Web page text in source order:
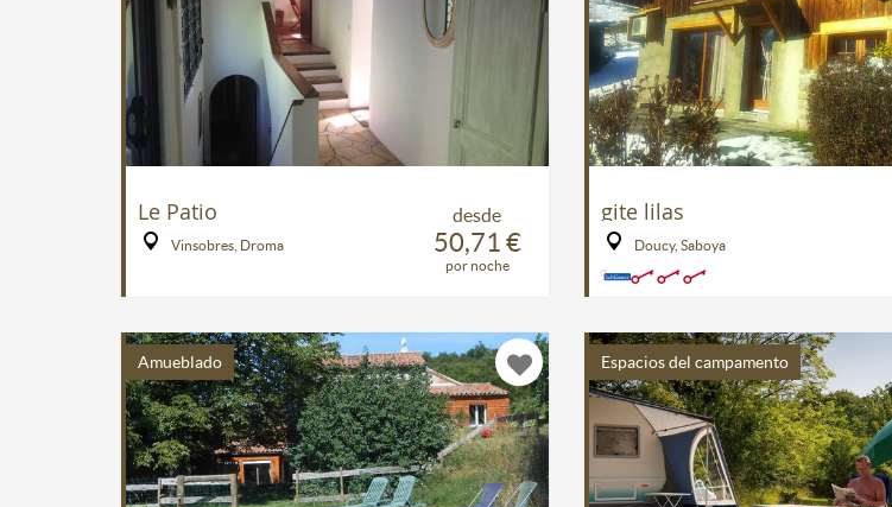
desde
50,71 €
por noche
Le Patio
Vinsobres, Droma
gite lilas
Doucy, Saboya
Amueblado Espacios del campamento